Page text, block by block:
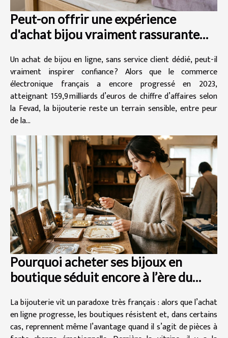
Peut-on offrir une expérience
d'achat bijou vraiment rassurante
Un achat de bijou en ligne, sans service client dédié, peut-il
vraiment inspirer confiance ? Alors que le commerce
électronique français a encore progressé en 2023,
atteignant 159,9 milliards d’euros de chiffre d’affaires selon
la Fevad, la bijouterie reste un terrain sensible, entre peur
de la...
Pourquoi acheter ses bijoux en
boutique séduit encore à l’ère du
La bijouterie vit un paradoxe très français : alors que l’achat
en ligne progresse, les boutiques résistent et, dans certains
cas, reprennent même l’avantage quand il s’agit de pièces à